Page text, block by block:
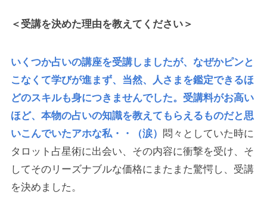
＜受講を決めた理由を教えてください＞
いくつか占いの講座を受講しましたが、なぜかピンと
こなくて学びが進まず、当然、人さまを鑑定できるほ
どのスキルも身につきませんでした。受講料がお高い
ほど、本物の占いの知識を教えてもらえるものだと思
いこんでいたアホな私・・（涙）
悶々としていた時に
タロット占星術に出会い、その内容に衝撃を受け、そ
してそのリーズナブルな価格にまたまた驚愕し、受講
を決めました。